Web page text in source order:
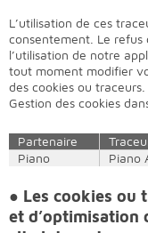
L’utilisation de ces
consentement. Le refus
l’utilisation de notre
tout moment modifier
des cookies ou
Gestion des cookies
Partenaire
Piano
Piano
● Les cookies ou
et d’optimisation